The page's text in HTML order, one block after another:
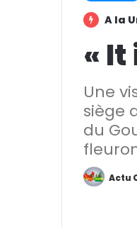
A la
«
Une
siège
du
Actu